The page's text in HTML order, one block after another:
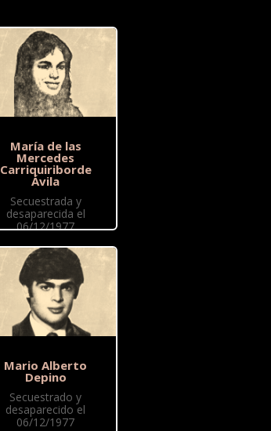
María de las
Mercedes
Carriquiriborde
Ávila
Secuestrada y
desaparecida el
06/12/1977
Mario Alberto
Depino
Secuestrado y
desaparecido el
06/12/1977